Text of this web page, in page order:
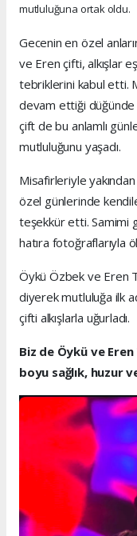
mutluluğuna ortak oldu.
Gecenin en özel
ve Eren çifti, alkışlar
tebriklerini kabul etti.
devam ettiği düğünde
çift de bu anlamlı
mutluluğunu yaşadı.
Misafirleriyle
özel günlerinde
teşekkür etti. Samimi
hatıra fotoğraflarıyla
Öykü Özbek ve Eren
diyerek mutluluğa ilk
çifti alkışlarla uğurladı.
Biz de Öykü ve
boyu sağlık, huzur